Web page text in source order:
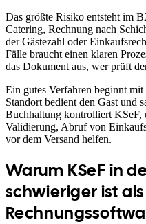
Das größte Risiko entsteht im
Catering, Rechnung nach
der Gästezahl oder
Fälle braucht einen klaren
das Dokument aus, wer prüft
Ein gutes Verfahren beginnt
Standort bedient den Gast und
Buchhaltung kontrolliert
Validierung, Abruf von
vor dem Versand helfen.
Warum KSeF in
schwieriger ist